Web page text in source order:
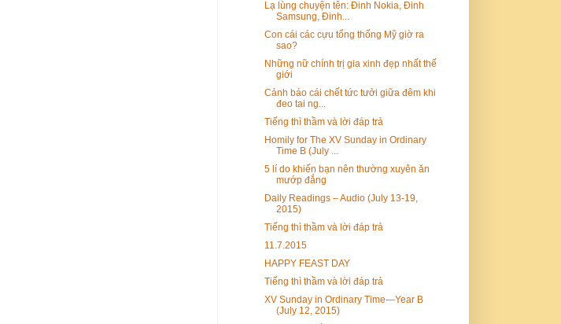
Lạ lùng chuyện tên: Đinh Nokia, Đinh
Samsung, Đinh...
Con cái các cựu tổng thống Mỹ giờ ra
sao?
Những nữ chính trị gia xinh đẹp nhất thế
giới
Cảnh báo cái chết tức tưởi giữa đêm khi
đeo tai ng...
Tiếng thì thầm và lời đáp trả
Homily for The XV Sunday in Ordinary
Time B (July ...
5 lí do khiến bạn nên thường xuyên ăn
mướp đắng
Daily Readings – Audio (July 13-19,
2015)
Tiếng thì thầm và lời đáp trả
11.7.2015
HAPPY FEAST DAY
Tiếng thì thầm và lời đáp trả
XV Sunday in Ordinary Time—Year B
(July 12, 2015)